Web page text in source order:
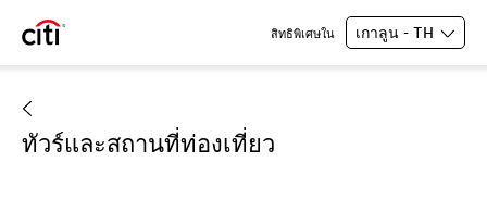
สิทธิพิเศษใน เกาลูน - TH
ทัวร์และสถานที่ท่องเที่ยว